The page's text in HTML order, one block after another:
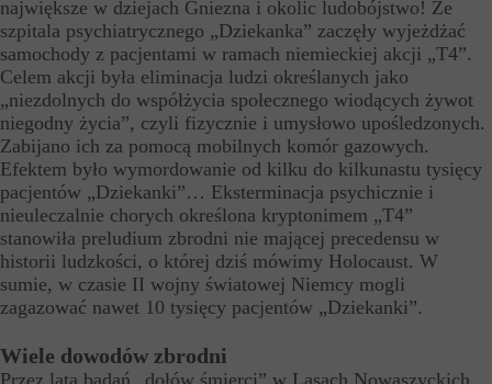
największe w dziejach Gniezna i okolic ludobójstwo! Ze
szpitala psychiatrycznego „Dziekanka” zaczęły wyjeżdżać
samochody z pacjentami w ramach niemieckiej akcji „T4”.
Celem akcji była eliminacja ludzi określanych jako
„niezdolnych do współżycia społecznego wiodących żywot
niegodny życia”, czyli fizycznie i umysłowo upośledzonych.
Zabijano ich za pomocą mobilnych komór gazowych.
Efektem było wymordowanie od kilku do kilkunastu tysięcy
pacjentów „Dziekanki”… Eksterminacja psychicznie i
nieuleczalnie chorych określona kryptonimem „T4”
stanowiła preludium zbrodni nie mającej precedensu w
historii ludzkości, o której dziś mówimy Holocaust. W
sumie, w czasie II wojny światowej Niemcy mogli
zagazować nawet 10 tysięcy pacjentów „Dziekanki”.
Wiele dowodów zbrodni
Przez lata badań „dołów śmierci” w Lasach Nowaszyckich,